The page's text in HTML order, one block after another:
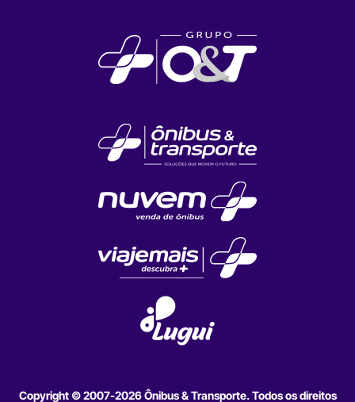
Copyright © 2007-2026 Ônibus & Transporte. Todos os direitos